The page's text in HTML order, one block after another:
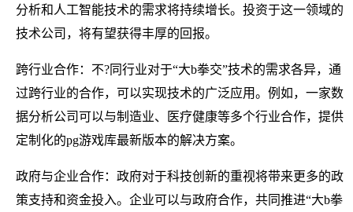
分析和人工智能技术的需求将持续增长。投资于这一领域的
技术公司，将有望获得丰厚的回报。
跨行业合作：不?同行业对于“大b拳交”技术的需求各异，通
过跨行业的合作，可以实现技术的广泛应用。例如，一家数
据分析公司可以与制造业、医疗健康等多个行业合作，提供
定制化的pg游戏库最新版本的解决方案。
政府与企业合作：政府对于科技创新的重视将带来更多的政
策支持和资金投入。企业可以与政府合作，共同推进“大b拳